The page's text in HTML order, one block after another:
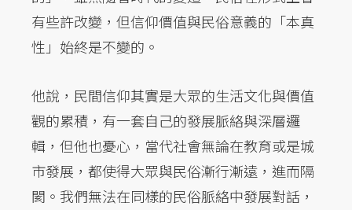
有些許改變，但信仰價值與民俗意義的「本真
性」始終是不變的。
他說，民間信仰其實是大眾的生活文化與價值
觀的累積，有一套自己的發展脈絡與深層邏
輯，但他也憂心，當代社會無論在教育或是城
市發展，都使得大眾與民俗漸行漸遠，進而隔
閡。我們無法在同樣的民俗脈絡中發展對話，